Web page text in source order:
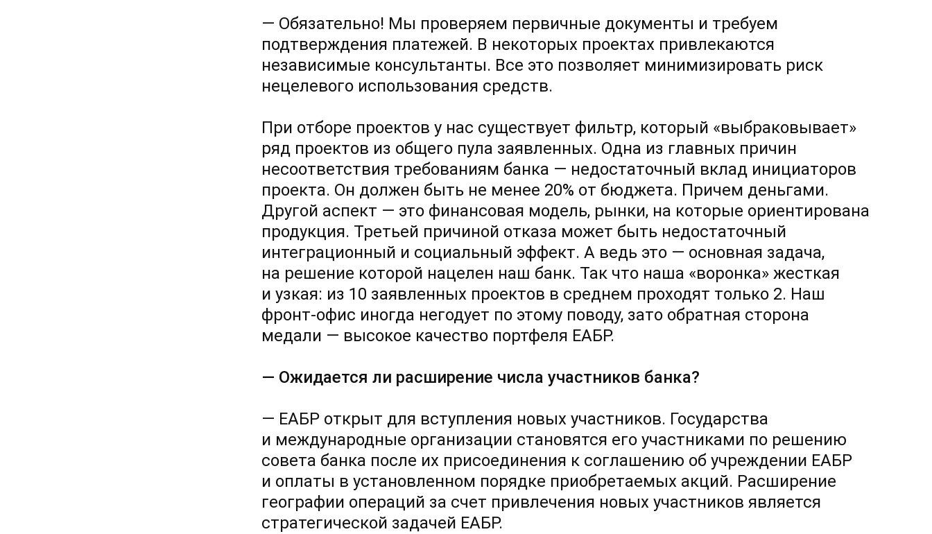
— Обязательно! Мы проверяем первичные документы и требуем
подтверждения платежей. В некоторых проектах привлекаются
независимые консультанты. Все это позволяет минимизировать риск
нецелевого использования средств.
При отборе проектов у нас существует фильтр, который «выбраковывает»
ряд проектов из общего пула заявленных. Одна из главных причин
несоответствия требованиям банка — недостаточный вклад инициаторов
проекта. Он должен быть не менее 20% от бюджета. Причем деньгами.
Другой аспект — это финансовая модель, рынки, на которые ориентирована
продукция. Третьей причиной отказа может быть недостаточный
интеграционный и социальный эффект. А ведь это — основная задача,
на решение которой нацелен наш банк. Так что наша «воронка» жесткая
и узкая: из 10 заявленных проектов в среднем проходят только 2. Наш
фронт-офис иногда негодует по этому поводу, зато обратная сторона
медали — высокое качество портфеля ЕАБР.
— Ожидается ли расширение числа участников банка?
— ЕАБР открыт для вступления новых участников. Государства
и международные организации становятся его участниками по решению
совета банка после их присоединения к соглашению об учреждении ЕАБР
и оплаты в установленном порядке приобретаемых акций. Расширение
географии операций за счет привлечения новых участников является
стратегической задачей ЕАБР.